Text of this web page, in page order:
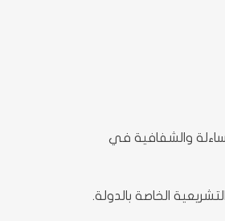
والشفافية في
الخاصة بالدولة.